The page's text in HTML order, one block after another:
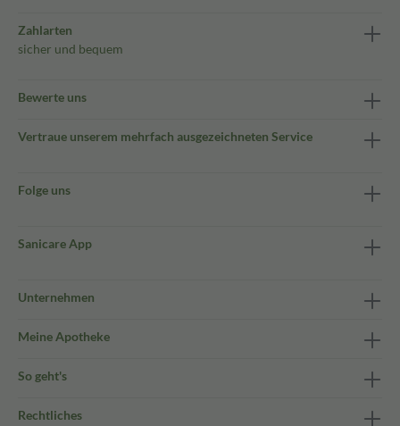
Zahlarten
sicher und bequem
Bewerte uns
Vertraue unserem mehrfach ausgezeichneten Service
Folge uns
Sanicare App
Unternehmen
Meine Apotheke
So geht's
Rechtliches